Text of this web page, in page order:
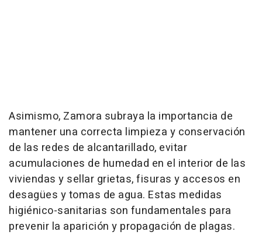
Asimismo, Zamora subraya la importancia de
mantener una correcta limpieza y conservación
de las redes de alcantarillado, evitar
acumulaciones de humedad en el interior de las
viviendas y sellar grietas, fisuras y accesos en
desagües y tomas de agua. Estas medidas
higiénico-sanitarias son fundamentales para
prevenir la aparición y propagación de plagas.